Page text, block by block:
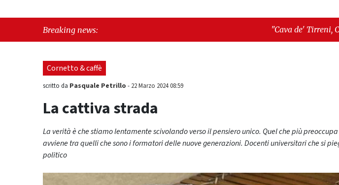
Breaking news: "Cava de' Tirreni, Caso Fariello: ora
perché esiste"
Cornetto & caffè
scritto da Pasquale Petrillo - 22 Marzo 2024 08:59
La cattiva strada
La verità è che stiamo lentamente scivolando verso il pensiero unico. Quel che più
avviene tra quelli che sono i formatori delle nuove generazioni. Docenti universitari che si
politico